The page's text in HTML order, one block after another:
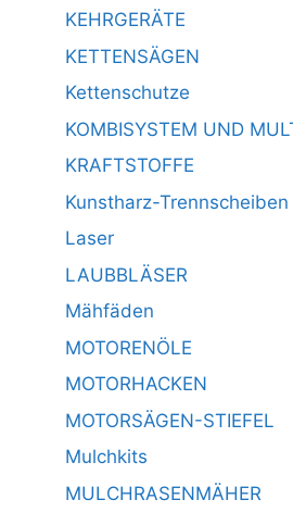
KEHRGERÄTE
KETTENSÄGEN
Kettenschutze
KOMBISYSTEM UND
KRAFTSTOFFE
Kunstharz-Trennscheiben
Laser
LAUBBLÄSER
Mähfäden
MOTORENÖLE
MOTORHACKEN
MOTORSÄGEN-STIEFEL
Mulchkits
MULCHRASENMÄHER